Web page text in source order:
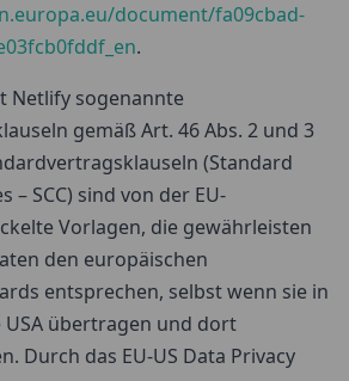
document/fa09cbad-
.
Netlify sogenannte
gemäß Art. 46 Abs. 2 und 3
(Standard
– SCC) sind von der EU-
Vorlagen, die gewährleisten
den europäischen
entsprechen, selbst wenn sie in
übertragen und dort
Durch das EU-US Data Privacy